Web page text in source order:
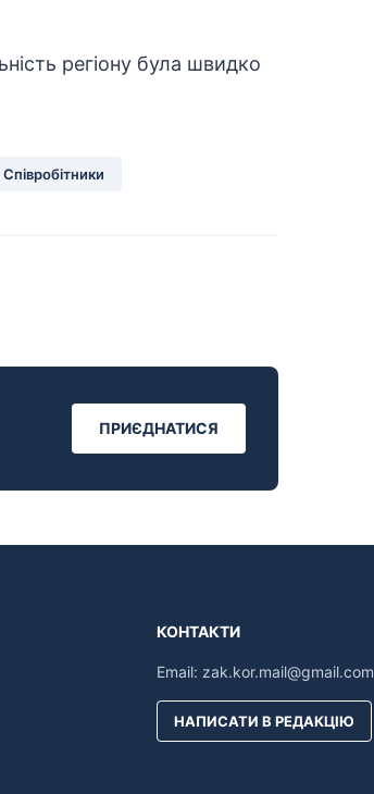
регіону була швидко
Співробітники
ПРИЄДНАТИСЯ
КОНТАКТИ
Email: zak.kor.mail@gmail.com
НАПИСАТИ В РЕДАКЦІЮ